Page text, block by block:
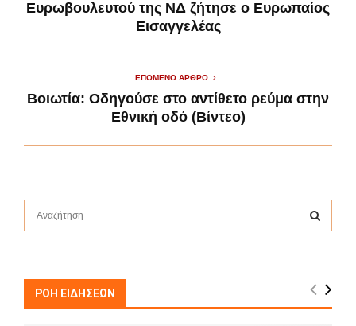
Ευρωβουλευτού της ΝΔ ζήτησε ο Ευρωπαίος
Εισαγγελέας
ΕΠΌΜΕΝΟ ΆΡΘΡΟ
Βοιωτία: Οδηγούσε στο αντίθετο ρεύμα στην
Εθνική οδό (Βίντεο)
f
A
ΡΟΗ ΕΙΔΗΣΕΩΝ